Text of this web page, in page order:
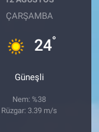
ÇARŞAMBA
24°
Güneşli
Nem: %38
Rüzgar: 3.39 m/s